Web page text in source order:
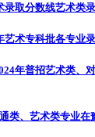
录取分数线艺术类
艺术专科批各专业
年普招艺术类、
类、艺术类专业